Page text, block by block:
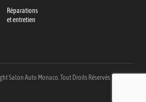
Réparations
et entretien
Salon Auto Monaco. Tout Droits Réservés